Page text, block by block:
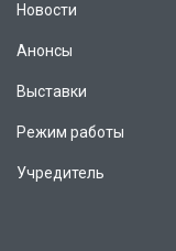
Новости
Анонсы
Выставки
Режим работы
Учредитель